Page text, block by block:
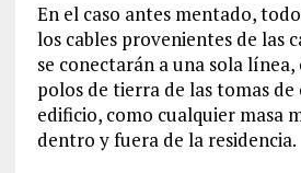
En el caso antes mentado,
los cables provenientes de las
se conectarán a una sola
polos de tierra de las tomas de
edificio, como cualquier masa
dentro y fuera de la residencia.